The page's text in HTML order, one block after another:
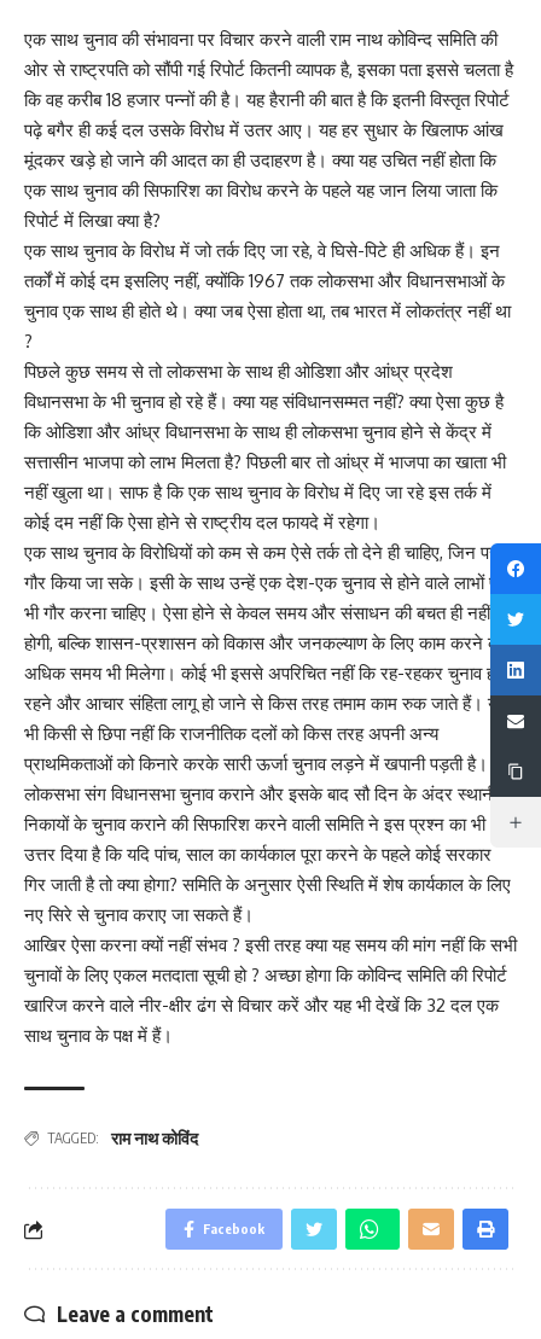
एक साथ चुनाव की संभावना पर विचार करने वाली राम नाथ कोविन्द समिति की
ओर से राष्ट्रपति को सौंपी गई रिपोर्ट कितनी व्यापक है, इसका पता इससे चलता है
कि वह करीब 18 हजार पन्नों की है। यह हैरानी की बात है कि इतनी विस्तृत रिपोर्ट
पढ़े बगैर ही कई दल उसके विरोध में उतर आए। यह हर सुधार के खिलाफ आंख
मूंदकर खड़े हो जाने की आदत का ही उदाहरण है। क्या यह उचित नहीं होता कि
एक साथ चुनाव की सिफारिश का विरोध करने के पहले यह जान लिया जाता कि
रिपोर्ट में लिखा क्या है?
एक साथ चुनाव के विरोध में जो तर्क दिए जा रहे, वे घिसे-पिटे ही अधिक हैं। इन
तर्कों में कोई दम इसलिए नहीं, क्योंकि 1967 तक लोकसभा और विधानसभाओं के
चुनाव एक साथ ही होते थे। क्या जब ऐसा होता था, तब भारत में लोकतंत्र नहीं था
?
पिछले कुछ समय से तो लोकसभा के साथ ही ओडिशा और आंध्र प्रदेश
विधानसभा के भी चुनाव हो रहे हैं। क्या यह संविधानसम्मत नहीं? क्या ऐसा कुछ है
कि ओडिशा और आंध्र विधानसभा के साथ ही लोकसभा चुनाव होने से केंद्र में
सत्तासीन भाजपा को लाभ मिलता है? पिछली बार तो आंध्र में भाजपा का खाता भी
नहीं खुला था। साफ है कि एक साथ चुनाव के विरोध में दिए जा रहे इस तर्क में
कोई दम नहीं कि ऐसा होने से राष्ट्रीय दल फायदे में रहेगा।
एक साथ चुनाव के विरोधियों को कम से कम ऐसे तर्क तो देने ही चाहिए, जिन पर
गौर किया जा सके। इसी के साथ उन्हें एक देश-एक चुनाव से होने वाले लाभों पर
भी गौर करना चाहिए। ऐसा होने से केवल समय और संसाधन की बचत ही नहीं
होगी, बल्कि शासन-प्रशासन को विकास और जनकल्याण के लिए काम करने का
अधिक समय भी मिलेगा। कोई भी इससे अपरिचित नहीं कि रह-रहकर चुनाव होते
रहने और आचार संहिता लागू हो जाने से किस तरह तमाम काम रुक जाते हैं। यह
भी किसी से छिपा नहीं कि राजनीतिक दलों को किस तरह अपनी अन्य
प्राथमिकताओं को किनारे करके सारी ऊर्जा चुनाव लड़ने में खपानी पड़ती है।
लोकसभा संग विधानसभा चुनाव कराने और इसके बाद सौ दिन के अंदर स्थानीय
निकायों के चुनाव कराने की सिफारिश करने वाली समिति ने इस प्रश्न का भी
उत्तर दिया है कि यदि पांच, साल का कार्यकाल पूरा करने के पहले कोई सरकार
गिर जाती है तो क्या होगा? समिति के अनुसार ऐसी स्थिति में शेष कार्यकाल के लिए
नए सिरे से चुनाव कराए जा सकते हैं।
आखिर ऐसा करना क्यों नहीं संभव ? इसी तरह क्या यह समय की मांग नहीं कि सभी
चुनावों के लिए एकल मतदाता सूची हो ? अच्छा होगा कि कोविन्द समिति की रिपोर्ट
खारिज करने वाले नीर-क्षीर ढंग से विचार करें और यह भी देखें कि 32 दल एक
साथ चुनाव के पक्ष में हैं।
TAGGED: राम नाथ कोविंद
Facebook
Leave a comment